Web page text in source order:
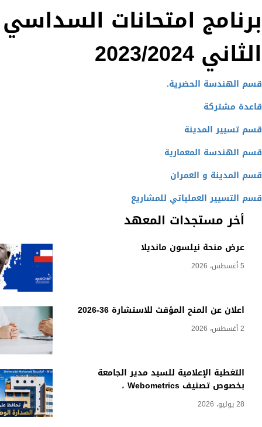
أخر مستجدات المعهد
عرض منحة نيلسون مانديلا
5 أغسطس، 2026
اعلان عن المنح المؤقت للاستشارة 36-2026
2 أغسطس، 2026
التغطية الإعلامية للسيد مدير الجامعة
بخصوص تصنيف Webometrics ،
28 يوليو، 2026
برنامج امتحانات السداسي
الثاني 2023/2024
قسم الهندسة الحضرية.
قاعدة مشتركة
قسم تسيير المدينة
قسم الهندسة المعمارية
قسم المدينة و العمران
قسم التسيير العملياتي للمشاريع